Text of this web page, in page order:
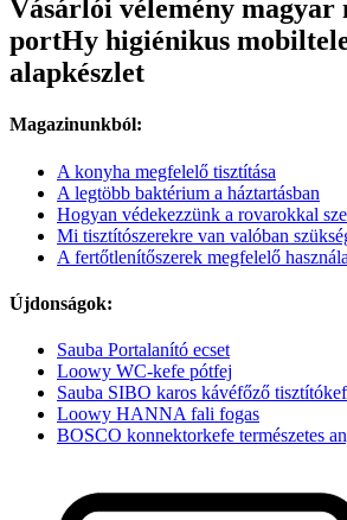
Vásárlói vélemény magyar
portHy higiénikus
alapkészlet
Magazinunkból:
A konyha megfelelő tisztítása
A legtöbb baktérium a háztartásban
Hogyan védekezzünk a rovarokkal
Mi tisztítószerekre van valóban
A fertőtlenítőszerek megfelelő
Újdonságok:
Sauba Portalanító ecset
Loowy WC-kefe pótfej
Sauba SIBO karos kávéfőző
Loowy HANNA fali fogas
BOSCO konnektorkefe természetes